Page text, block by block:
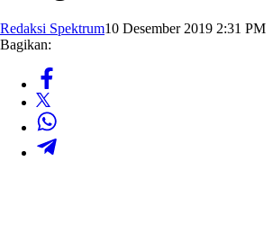
Redaksi Spektrum10 Desember 2019 2:31 PM
Bagikan: